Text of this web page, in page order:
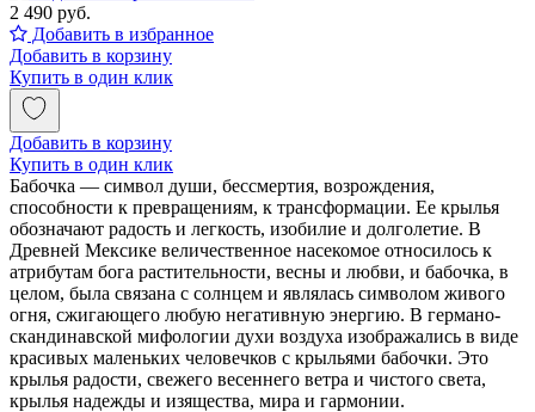
2 490 руб.
Добавить в избранное
Добавить в корзину
Купить в один клик
Добавить в корзину
Купить в один клик
Бабочка — символ души, бессмертия, возрождения,
способности к превращениям, к трансформации. Ее крылья
обозначают радость и легкость, изобилие и долголетие. В
Древней Мексике величественное насекомое относилось к
атрибутам бога растительности, весны и любви, и бабочка, в
целом, была связана с солнцем и являлась символом живого
огня, сжигающего любую негативную энергию. В германо-
скандинавской мифологии духи воздуха изображались в виде
красивых маленьких человечков с крыльями бабочки. Это
крылья радости, свежего весеннего ветра и чистого света,
крылья надежды и изящества, мира и гармонии.